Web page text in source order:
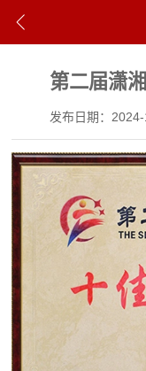
第二届潇
发布日期：